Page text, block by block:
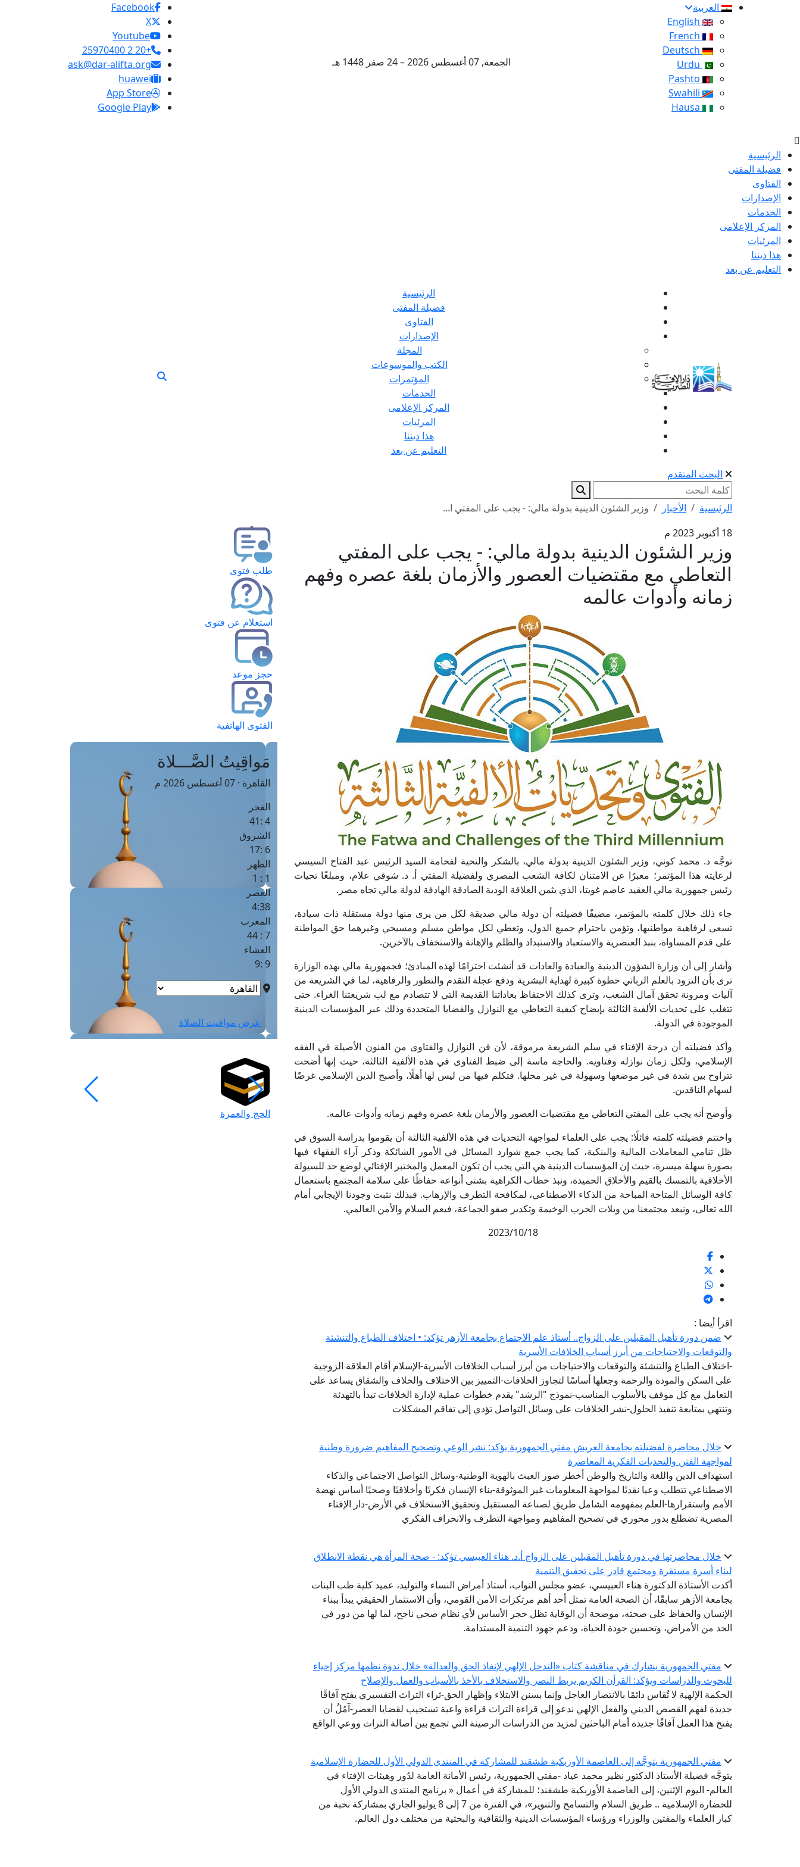
العربية
الجمعة, 07 أغسطس 2026 – 24 صفر 1448 هـ
Facebook
X
Youtube
+20 2 25970400
ask@dar-alifta.org
huawei
App Store
Google Play
الرئيسية
فضيلة المفتى
الفتاوى
الإصدارات
الخدمات
المركز الإعلامى
المرئيات
هذا ديننا
التعليم عن بعد
الرئيسية
فضيلة المفتى
الفتاوى
الإصدارات
المجلة
الكتب والموسوعات
المؤتمرات
الخدمات
المركز الإعلامى
المرئيات
هذا ديننا
التعليم عن بعد
البحث المتقدم
الرئيسية الأخبار
وزير الشئون الدينية بدولة مالي: - يجب على المفتي ا...
18 أكتوبر 2023 م
وزير الشئون الدينية بدولة مالي: - يجب على المفتي
التعاطي مع مقتضيات العصور والأزمان بلغة عصره وفهم
زمانه وأدوات عالمه
توجَّه د. محمد كوني، وزير الشئون الدينية بدولة مالي، بالشكر والتحية لفخامة السيد الرئيس عبد الفتاح السيسي
لرعايته هذا المؤتمر؛ معبرًا عن الامتنان لكافة الشعب المصري ولفضيلة المفتي أ. د. شوقي علام، ومبلغًا تحيات
رئيس جمهورية مالي العقيد عاصم غويتا، الذي يثمن العلاقة الودية الصادقة الهادفة لدولة مالي تجاه مصر.
جاء ذلك خلال كلمته بالمؤتمر، مضيفًا فضيلته أن دولة مالي صديقة لكل من يرى منها دولة مستقلة ذات سيادة،
تسعى لرفاهية مواطنيها، وتؤمن باحترام جميع الدول، وتعطي لكل مواطن مسلم ومسيحي وغيرهما حق المواطنة
على قدم المساواة، بنبذ العنصرية والاستعباد والاستبداد والظلم والإهانة والاستخفاف بالآخرين.
وأشار إلى أن وزارة الشؤون الدينية والعبادة والعادات قد أنشئت احترامًا لهذه المبادئ؛ فجمهورية مالي بهذه الوزارة
ترى بأن التزود بالعلم الرباني خطوة كبيرة لهداية البشرية ودفع عجلة التقدم والتطور والرفاهية، لما في الشريعة من
آليات ومرونة تحقق آمال الشعب، وترى كذلك الاحتفاظ بعاداتنا القديمة التي لا تتصادم مع لب شريعتنا الغراء. حتى
تتغلب على تحديات الألفية الثالثة بإيضاح كيفية التعاطي مع النوازل والقضايا المتحددة وذلك عبر المؤسسات الدينية
الموجودة في الدولة.
وأكد فضيلته أن درجة الإفتاء في سلم الشريعة مرموقة، لأن فن النوازل والفتاوى من الفنون الأصيلة في الفقه
الإسلامي، ولكل زمان نوازله وفتاويه. والحاجة ماسة إلى ضبط الفتاوى في هذه الألفية الثالثة، حيث إنها أضحت
تتراوح بين شدة في غير موضعها وسهولة في غير محلها. فتكلم فيها من ليس لها أهلًا، وأصبح الدين الإسلامي غرضًا
لسهام الناقدين.
وأوضح أنه يجب على المفتي التعاطي مع مقتضيات العصور والأزمان بلغة عصره وفهم زمانه وأدوات عالمه.
واختتم فضيلته كلمته قائلًا: يجب على العلماء لمواجهة التحديات في هذه الألفية الثالثة أن يقوموا بدراسة السوق في
ظل تنامي المعاملات المالية والبنكية، كما يجب جمع شوارد المسائل في الأمور الشائكة وذكر آراء الفقهاء فيها
بصورة سهلة ميسرة، حيث إن المؤسسات الدينية هي التي يجب أن تكون المعمل والمختبر الإفتائي لوضع حد للسيولة
الأخلاقية بالتمسك بالقيم والأخلاق الحميدة، ونبذ خطاب الكراهية بشتى أنواعه حفاظًا على سلامة المجتمع باستعمال
كافة الوسائل المتاحة المباحة من الذكاء الاصطناعي، لمكافحة التطرف والإرهاب. فبذلك نثبت وجودنا الإيجابي أمام
الله تعالى، ونبعد مجتمعنا من ويلات الحرب الوخيمة وتكدير صفو الجماعة، فيعم السلام والأمن العالمي.
2023/10/18
اقرأ أيضا :
ضمن دورة تأهيل المقبلين على الزواج.. أستاذ علم الاجتماع بجامعة الأزهر تؤكد: • اختلاف الطباع والتنشئة
والتوقعات والاحتياجات من أبرز أسباب الخلافات الأسرية
-اختلاف الطباع والتنشئة والتوقعات والاحتياجات من أبرز أسباب الخلافات الأسرية-الإسلام أقام العلاقة الزوجية
على السكن والمودة والرحمة وجعلها أساسًا لتجاوز الخلافات-التمييز بين الاختلاف والخلاف والشقاق يساعد على
التعامل مع كل موقف بالأسلوب المناسب-نموذج "الرشد" يقدم خطوات عملية لإدارة الخلافات تبدأ بالتهدئة
وتنتهي بمتابعة تنفيذ الحلول-نشر الخلافات على وسائل التواصل تؤدي إلى تفاقم المشكلات
خلال محاضرة لفضيلته بجامعة العريش مفتي الجمهورية يؤكد: نشر الوعي وتصحيح المفاهيم ضرورة وطنية
لمواجهة الفتن والتحديات الفكرية المعاصرة
استهداف الدين واللغة والتاريخ والوطن أخطر صور العبث بالهوية الوطنية-وسائل التواصل الاجتماعي والذكاء
الاصطناعي تتطلب وعيا نقديًا لمواجهة المعلومات غير الموثوقة-بناء الإنسان فكريًا وأخلاقيًا وصحيًا أساس نهضة
الأمم واستقرارها-العلم بمفهومه الشامل طريق لصناعة المستقبل وتحقيق الاستخلاف في الأرض-دار الإفتاء
المصرية تضطلع بدور محوري في تصحيح المفاهيم ومواجهة التطرف والانحراف الفكري
خلال محاضرتها في دورة تأهيل المقبلين على الزواج أ.د. هناء العبيسي تؤكد: - صحة المرأة هي نقطة الانطلاق
لبناء أسرة مستقرة ومجتمع قادر على تحقيق التنمية
أكدت الأستاذة الدكتورة هناء العبيسي، عضو مجلس النواب، أستاذ أمراض النساء والتوليد، عميد كلية طب البنات
بجامعة الأزهر سابقًا، أن الصحة العامة تمثل أحد أهم مرتكزات الأمن القومي، وأن الاستثمار الحقيقي يبدأ ببناء
الإنسان والحفاظ على صحته، موضحة أن الوقاية تظل حجر الأساس لأي نظام صحي ناجح، لما لها من دور في
الحد من الأمراض، وتحسين جودة الحياة، ودعم جهود التنمية المستدامة.
مفتي الجمهورية يشارك في مناقشة كتاب «التدخل الإلهي لإنفاذ الحق والعدالة» خلال ندوة نظمها مركز إحياء
للبحوث والدراسات ويؤكد: القرآن الكريم يربط النصر والاستخلاف بالأخذ بالأسباب والعمل والإصلاح
الحكمة الإلهية لا تُقاس دائمًا بالانتصار العاجل وإنما بسنن الابتلاء وإظهار الحق-ثراء التراث التفسيري يفتح آفاقًا
جديدة لفهم القصص الديني والفعل الإلهي ندعو إلى قراءة التراث قراءة واعية تستجيب لقضايا العصر-آمُلُ أن
يفتح هذا العمل آفاقًا جديدة أمام الباحثين لمزيد من الدراسات الرصينة التي تجمع بين أصالة التراث ووعي الواقع
مفتي الجمهورية يتوجَّه إلى العاصمة الأوزبكية طشقند للمشاركة في المنتدى الدولي الأول للحضارة الإسلامية
يتوجَّه فضيلة الأستاذ الدكتور نظير محمد عياد -مفتي الجمهورية، رئيس الأمانة العامة لدُور وهيئات الإفتاء في
العالم- اليوم الإثنين، إلى العاصمة الأوزبكية طشقند؛ للمشاركة في أعمال « برنامج المنتدى الدولي الأول
للحضارة الإسلامية .. طريق السلام والتسامح والتنوير»، في الفترة من 7 إلى 8 يوليو الجاري بمشاركة نخبة من
كبار العلماء والمفتين والوزراء ورؤساء المؤسسات الدينية والثقافية والبحثية من مختلف دول العالم.
طلب فتوى
استعلام عن فتوى
حجز موعد
الفتوى الهاتفية
مَواقِيتُ الصَّـــلاة
القاهرة · 07 أغسطس 2026 م
الفجر
4 :41
الشروق
6 :17
الظهر
1 : 1
العصر
4:38
المغرب
7 : 44
العشاء
9 :9
عرض مواقيت الصلاة
الحج والعمرة